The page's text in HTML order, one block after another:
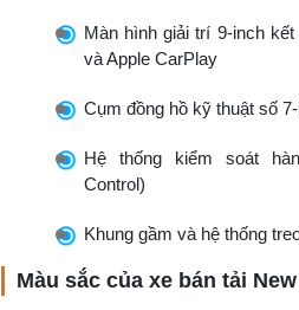
Màn hình giải trí 9-inch kết
và Apple CarPlay​
Cụm đồng hồ kỹ thuật số
Hệ thống kiểm soát
Control)​
Khung gầm và hệ thống
Màu sắc của xe bán tải